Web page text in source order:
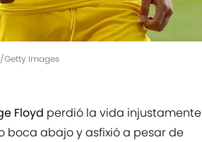
Getty Images
Floyd perdió la vida injustamente
boca abajo y asfixió a pesar de